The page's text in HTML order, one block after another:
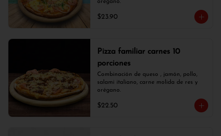
orégano.
$23.90
Pizza familiar carnes 10
porciones
Combinación de queso , jamón, pollo,
salami italiano, carne molida de res y
orégano.
$22.50